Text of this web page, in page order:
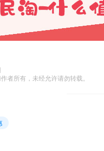
者所有，未经允许请勿转载。